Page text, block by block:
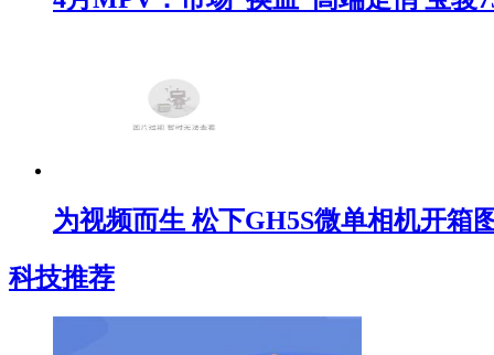
为视频而生 松下GH5S微单相机开箱
科技推荐